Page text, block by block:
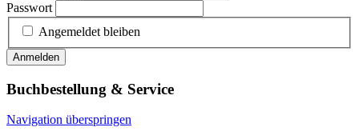
Passwort
Angemeldet bleiben
Anmelden
Buchbestellung & Service
Navigation überspringen